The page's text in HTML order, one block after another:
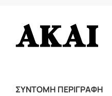
ΣΥΝΤΟΜΗ ΠΕΡΙΓΡΑΦΗ